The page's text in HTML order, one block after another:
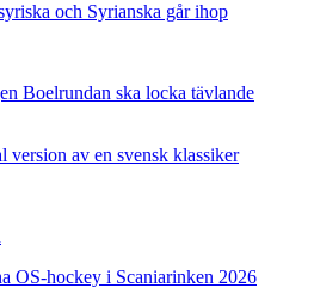
och Syrianska går ihop
version av en svensk klassiker
OS-hockey i Scaniarinken 2026